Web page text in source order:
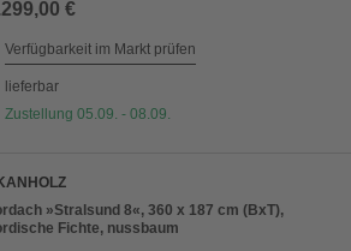
€
Verfügbarkeit im Markt prüfen
lieferbar
Zustellung 05.09. - 08.09.
»Stralsund 8«, 360 x 187 cm (BxT),
Fichte, nussbaum